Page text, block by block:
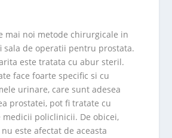
mai noi metode chirurgicale in
sala de operatii pentru prostata.
este tratata cu abur steril.
face foarte specific si cu
urinare, care sunt adesea
prostatei, pot fi tratate cu
policlinicii. De obicei,
este afectat de aceasta